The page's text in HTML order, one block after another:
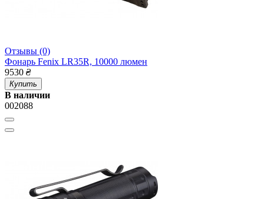
Отзывы (0)
Фонарь Fenix LR35R, 10000 люмен
9530 ₴
Купить
В наличии
002088